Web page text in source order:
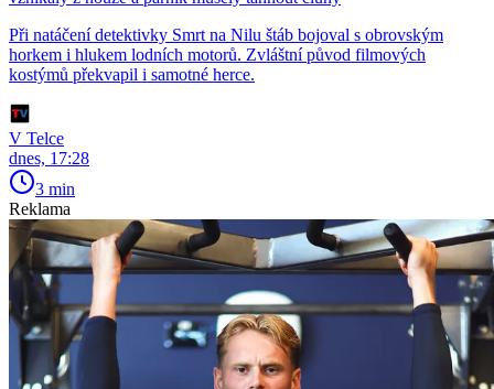
Při natáčení detektivky Smrt na Nilu štáb bojoval s obrovským
horkem i hlukem lodních motorů. Zvláštní původ filmových
kostýmů překvapil i samotné herce.
V Telce
dnes, 17:28
3 min
Reklama